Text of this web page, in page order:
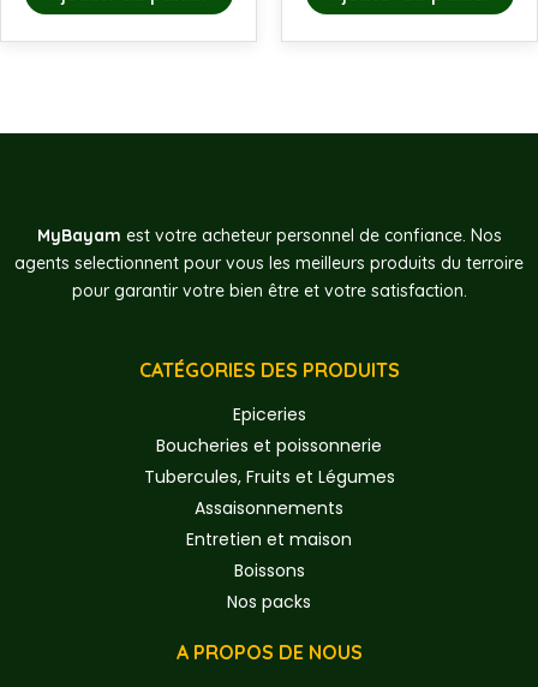
MyBayam est votre acheteur personnel de confiance. Nos
agents selectionnent pour vous les meilleurs produits du terroire
pour garantir votre bien être et votre satisfaction.
CATÉGORIES DES PRODUITS
Epiceries
Boucheries et poissonnerie
Tubercules, Fruits et Légumes
Assaisonnements
Entretien et maison
Boissons
Nos packs
A PROPOS DE NOUS